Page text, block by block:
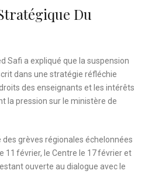
Du
Safi a expliqué que la suspension
dans une stratégie réfléchie
des enseignants et les intérêts
la pression sur le ministère de
des grèves régionales échelonnées
11 février, le Centre le 17 février et
ouverte au dialogue avec le